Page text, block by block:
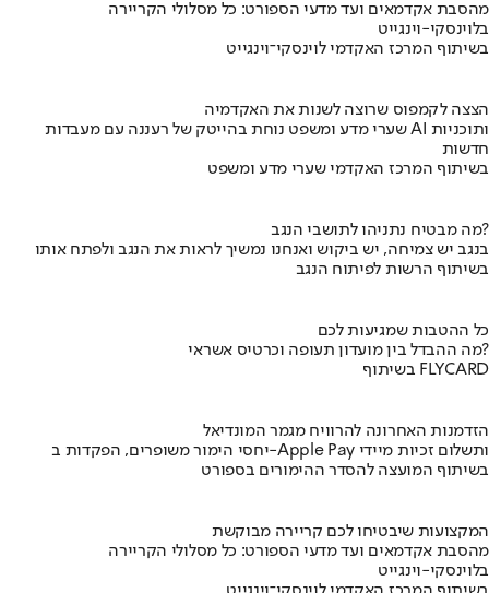
מהסבת אקדמאים ועד מדעי הספורט: כל מסלולי הקריירה
בלוינסקי-וינגייט
בשיתוף המרכז האקדמי לוינסקי־וינגייט
הצצה לקמפוס שרוצה לשנות את האקדמיה
שערי מדע ומשפט נוחת בהייטק של רעננה עם מעבדות AI ותוכניות
חדשות
בשיתוף המרכז האקדמי שערי מדע ומשפט
מה מבטיח נתניהו לתושבי הנגב?
בנגב יש צמיחה, יש ביקוש ואנחנו נמשיך לראות את הנגב ולפתח אותו
בשיתוף הרשות לפיתוח הנגב
כל ההטבות שמגיעות לכם
מה ההבדל בין מועדון תעופה וכרטיס אשראי?
בשיתוף FLYCARD
הזדמנות האחרונה להרוויח מגמר המונדיאל
יחסי הימור משופרים, הפקדות ב-Apple Pay ותשלום זכיות מיידי
בשיתוף המועצה להסדר ההימורים בספורט
המקצועות שיבטיחו לכם קריירה מבוקשת
מהסבת אקדמאים ועד מדעי הספורט: כל מסלולי הקריירה
בלוינסקי-וינגייט